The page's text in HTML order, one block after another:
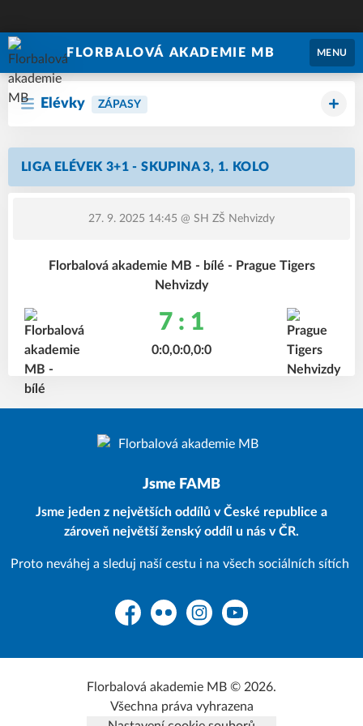
FLORBALOVÁ AKADEMIE MB MENU
Elévky ZÁPASY
LIGA ELÉVEK 3+1 - SKUPINA 3, 1. KOLO
27. 9. 2025 14:45 @ SH ZŠ Nehvizdy
Florbalová akademie MB - bílé - Prague Tigers
Nehvizdy
7 : 1
0:0,0:0,0:0
Jsme FAMB
Jsme jeden z největších oddílů v České republice a
zároveň největší ženský oddíl u nás v ČR.
Proto neváhej a sleduj naší cestu i na všech sociálních sítích
FacebookFlickr InstagramYouTube
Florbalová akademie MB © 2026.
Všechna práva vyhrazena